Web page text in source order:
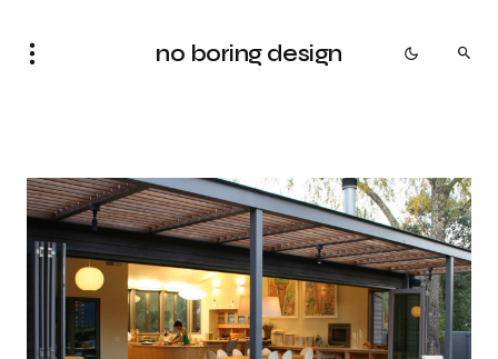
no boring design